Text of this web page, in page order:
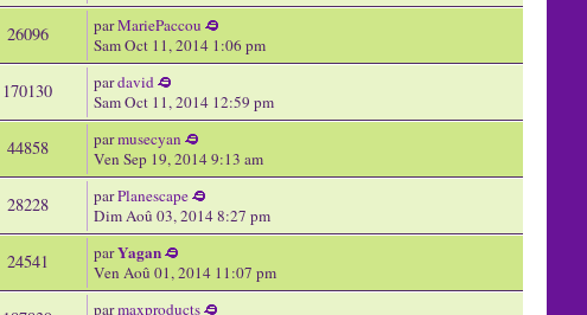
26096 parMariePaccou
Sam Oct 11, 2014 1:06 pm
170130 pardavid
Sam Oct 11, 2014 12:59 pm
44858 parmusecyan
Ven Sep 19, 2014 9:13 am
28228 parPlanescape
Dim Aoû 03, 2014 8:27 pm
24541 parYagan
Ven Aoû 01, 2014 11:07 pm
parmaxproducts